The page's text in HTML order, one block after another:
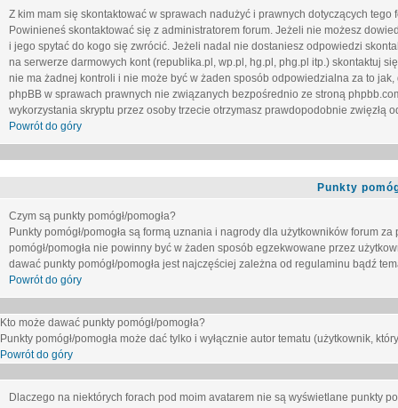
Z kim mam się skontaktować w sprawach nadużyć i prawnych dotyczących tego
Powinieneś skontaktować się z administratorem forum. Jeżeli nie możesz
i jego spytać do kogo się zwrócić. Jeżeli nadal nie dostaniesz odpowiedzi
na serwerze darmowych kont (republika.pl, wp.pl, hg.pl, phg.pl itp.) skontaktuj
nie ma żadnej kontroli i nie może być w żaden sposób odpowiedzialna za to
phpBB w sprawach prawnych nie związanych bezpośrednio ze stroną
wykorzystania skryptu przez osoby trzecie otrzymasz prawdopodobnie zwięzłą
Powrót do góry
Punkty
Czym są punkty pomógł/pomogła?
Punkty pomógł/pomogła są formą uznania i nagrody dla użytkowników forum
pomógł/pomogła nie powinny być w żaden sposób egzekwowane przez
dawać punkty pomógł/pomogła jest najczęściej zależna od regulaminu bądź
Powrót do góry
Kto może dawać punkty pomógł/pomogła?
Punkty pomógł/pomogła może dać tylko i wyłącznie autor tematu (użytkownik,
Powrót do góry
Dlaczego na niektórych forach pod moim avatarem nie są wyświetlane punkty